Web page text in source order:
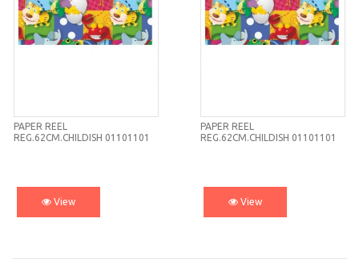
PAPER REEL
REG.62CM.CHILDISH 01101101
View
PAPER REEL
REG.62CM.CHILDISH 01101101
View